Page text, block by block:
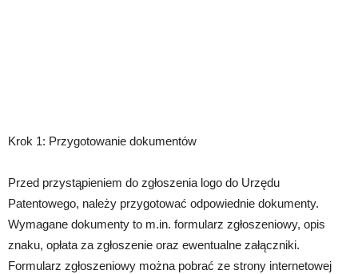
Krok 1: Przygotowanie dokumentów
Przed przystąpieniem do zgłoszenia logo do Urzędu
Patentowego, należy przygotować odpowiednie dokumenty.
Wymagane dokumenty to m.in. formularz zgłoszeniowy, opis
znaku, opłata za zgłoszenie oraz ewentualne załączniki.
Formularz zgłoszeniowy można pobrać ze strony internetowej